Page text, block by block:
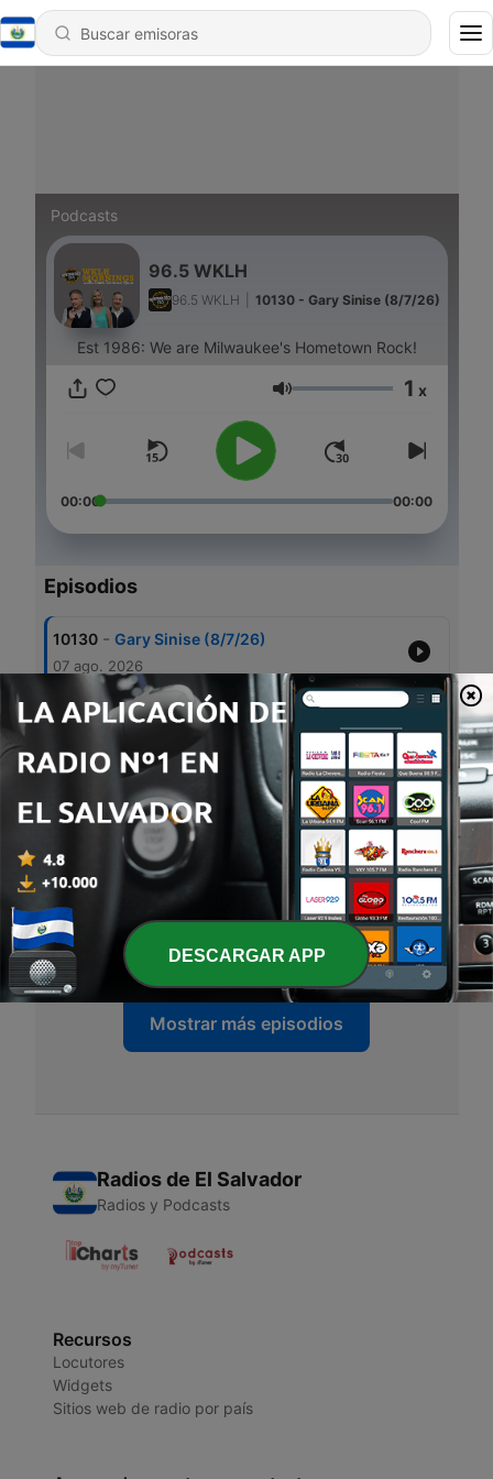
Podcasts
96.5 WKLH
96.5 WKLH 10130 - Gary Sinise (8/7/26)
Est 1986: We are Milwaukee's Hometown Rock!
Volumen 1 x
00:00 00:00
Episodios
10130 - Gary Sinise (8/7/26)
07 ago. 2026
10129 - Lindsay Czarniak (8/7/26)
10128 - Jason Wilde-Family Night (8/7/26)
07 ago. 2026
10127 Dairyland Dumbass Update (8/7/26)
07 ago. 2026
10126 Throwing Out The Diet Coke (8/7/26)
07 ago. 2026
Mostrar más episodios
Radios de El Salvador
Radios y Podcasts
Recursos
Locutores
Widgets
Sitios web de radio por país
DESCARGAR APP